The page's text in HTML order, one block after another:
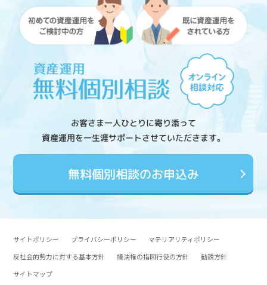
お客さま一人ひとりに寄り添って
資産運用を一生涯サポートさせていただきます。
無料個別相談のお申込み
サイトポリシー プライバシーポリシー
マテリアリティポリシー
反社会的勢力に対する基本方針
議決権の指図行使の方針
勧誘方針
サイトマップ